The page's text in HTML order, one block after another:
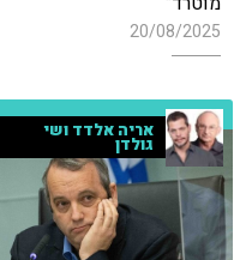
20/08/2025
אריה אלדד ושי
גולדן